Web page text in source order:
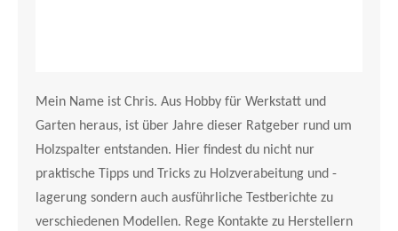
Mein Name ist Chris. Aus Hobby für Werkstatt und
Garten heraus, ist über Jahre dieser Ratgeber rund um
Holzspalter entstanden. Hier findest du nicht nur
praktische Tipps und Tricks zu Holzverabeitung und -
lagerung sondern auch ausführliche Testberichte zu
verschiedenen Modellen. Rege Kontakte zu Herstellern